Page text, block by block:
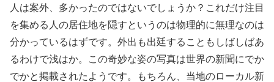
人は案外、多かったのではないでしょうか？これだけ注目
を集める人の居住地を隠すというのは物理的に無理なのは
分かっているはずです。外出も出廷することもしばしばあ
るわけで浅はか。この奇妙な姿の写真は世界の新聞にでか
でかと掲載されたようです。もちろん、当地のローカル新